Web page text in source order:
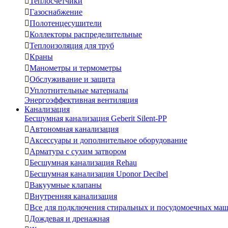
Газоснабжение
Полотенцесушители
Коллекторы распределительные
Теплоизоляция для труб
Краны
Манометры и термометры
Обслуживание и защита
Уплотнительные материалы
Энергоэффективная вентиляция
Канализация
Бесшумная канализация Geberit Silent-PP
Автономная канализация
Аксессуары и дополнительное оборудование
Арматура с сухим затвором
Бесшумная канализация Rehau
Бесшумная канализация Uponor Decibel
Вакуумные клапаны
Внутренняя канализация
Все для подключения стиральных и посудомоечных
Дождевая и дренажная